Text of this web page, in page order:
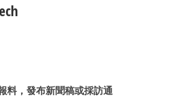
料，發布新聞稿或採訪通